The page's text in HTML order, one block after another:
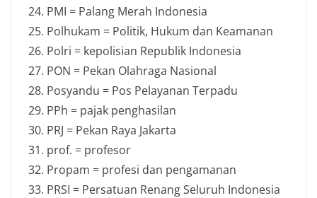
PMI = Palang Merah Indonesia
Polhukam = Politik, Hukum dan Keamanan
Polri = kepolisian Republik Indonesia
PON = Pekan Olahraga Nasional
Posyandu = Pos Pelayanan Terpadu
PPh = pajak penghasilan
PRJ = Pekan Raya Jakarta
prof. = profesor
Propam = profesi dan pengamanan
PRSI = Persatuan Renang Seluruh Indonesia